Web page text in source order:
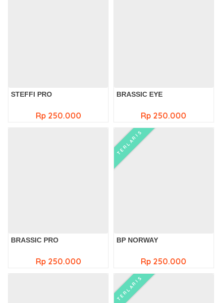
STEFFI PRO
Rp 250.000
BRASSIC EYE
Rp 250.000
BRASSIC PRO
Rp 250.000
TERLARIS
BP NORWAY
Rp 250.000
TERLARIS